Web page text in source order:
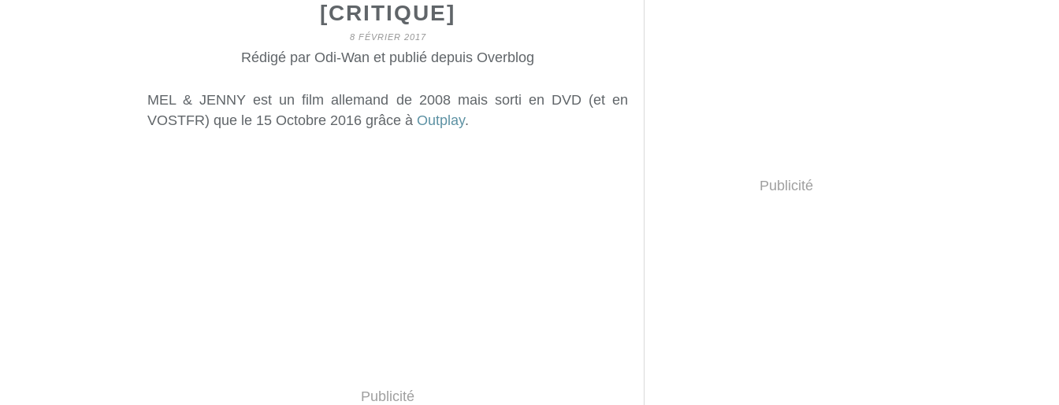
[CRITIQUE]
8 FÉVRIER 2017
Rédigé par Odi-Wan et publié depuis Overblog
MEL & JENNY est un film allemand de 2008 mais sorti en DVD (et en
VOSTFR) que le 15 Octobre 2016 grâce à Outplay.
Publicité
Publicité